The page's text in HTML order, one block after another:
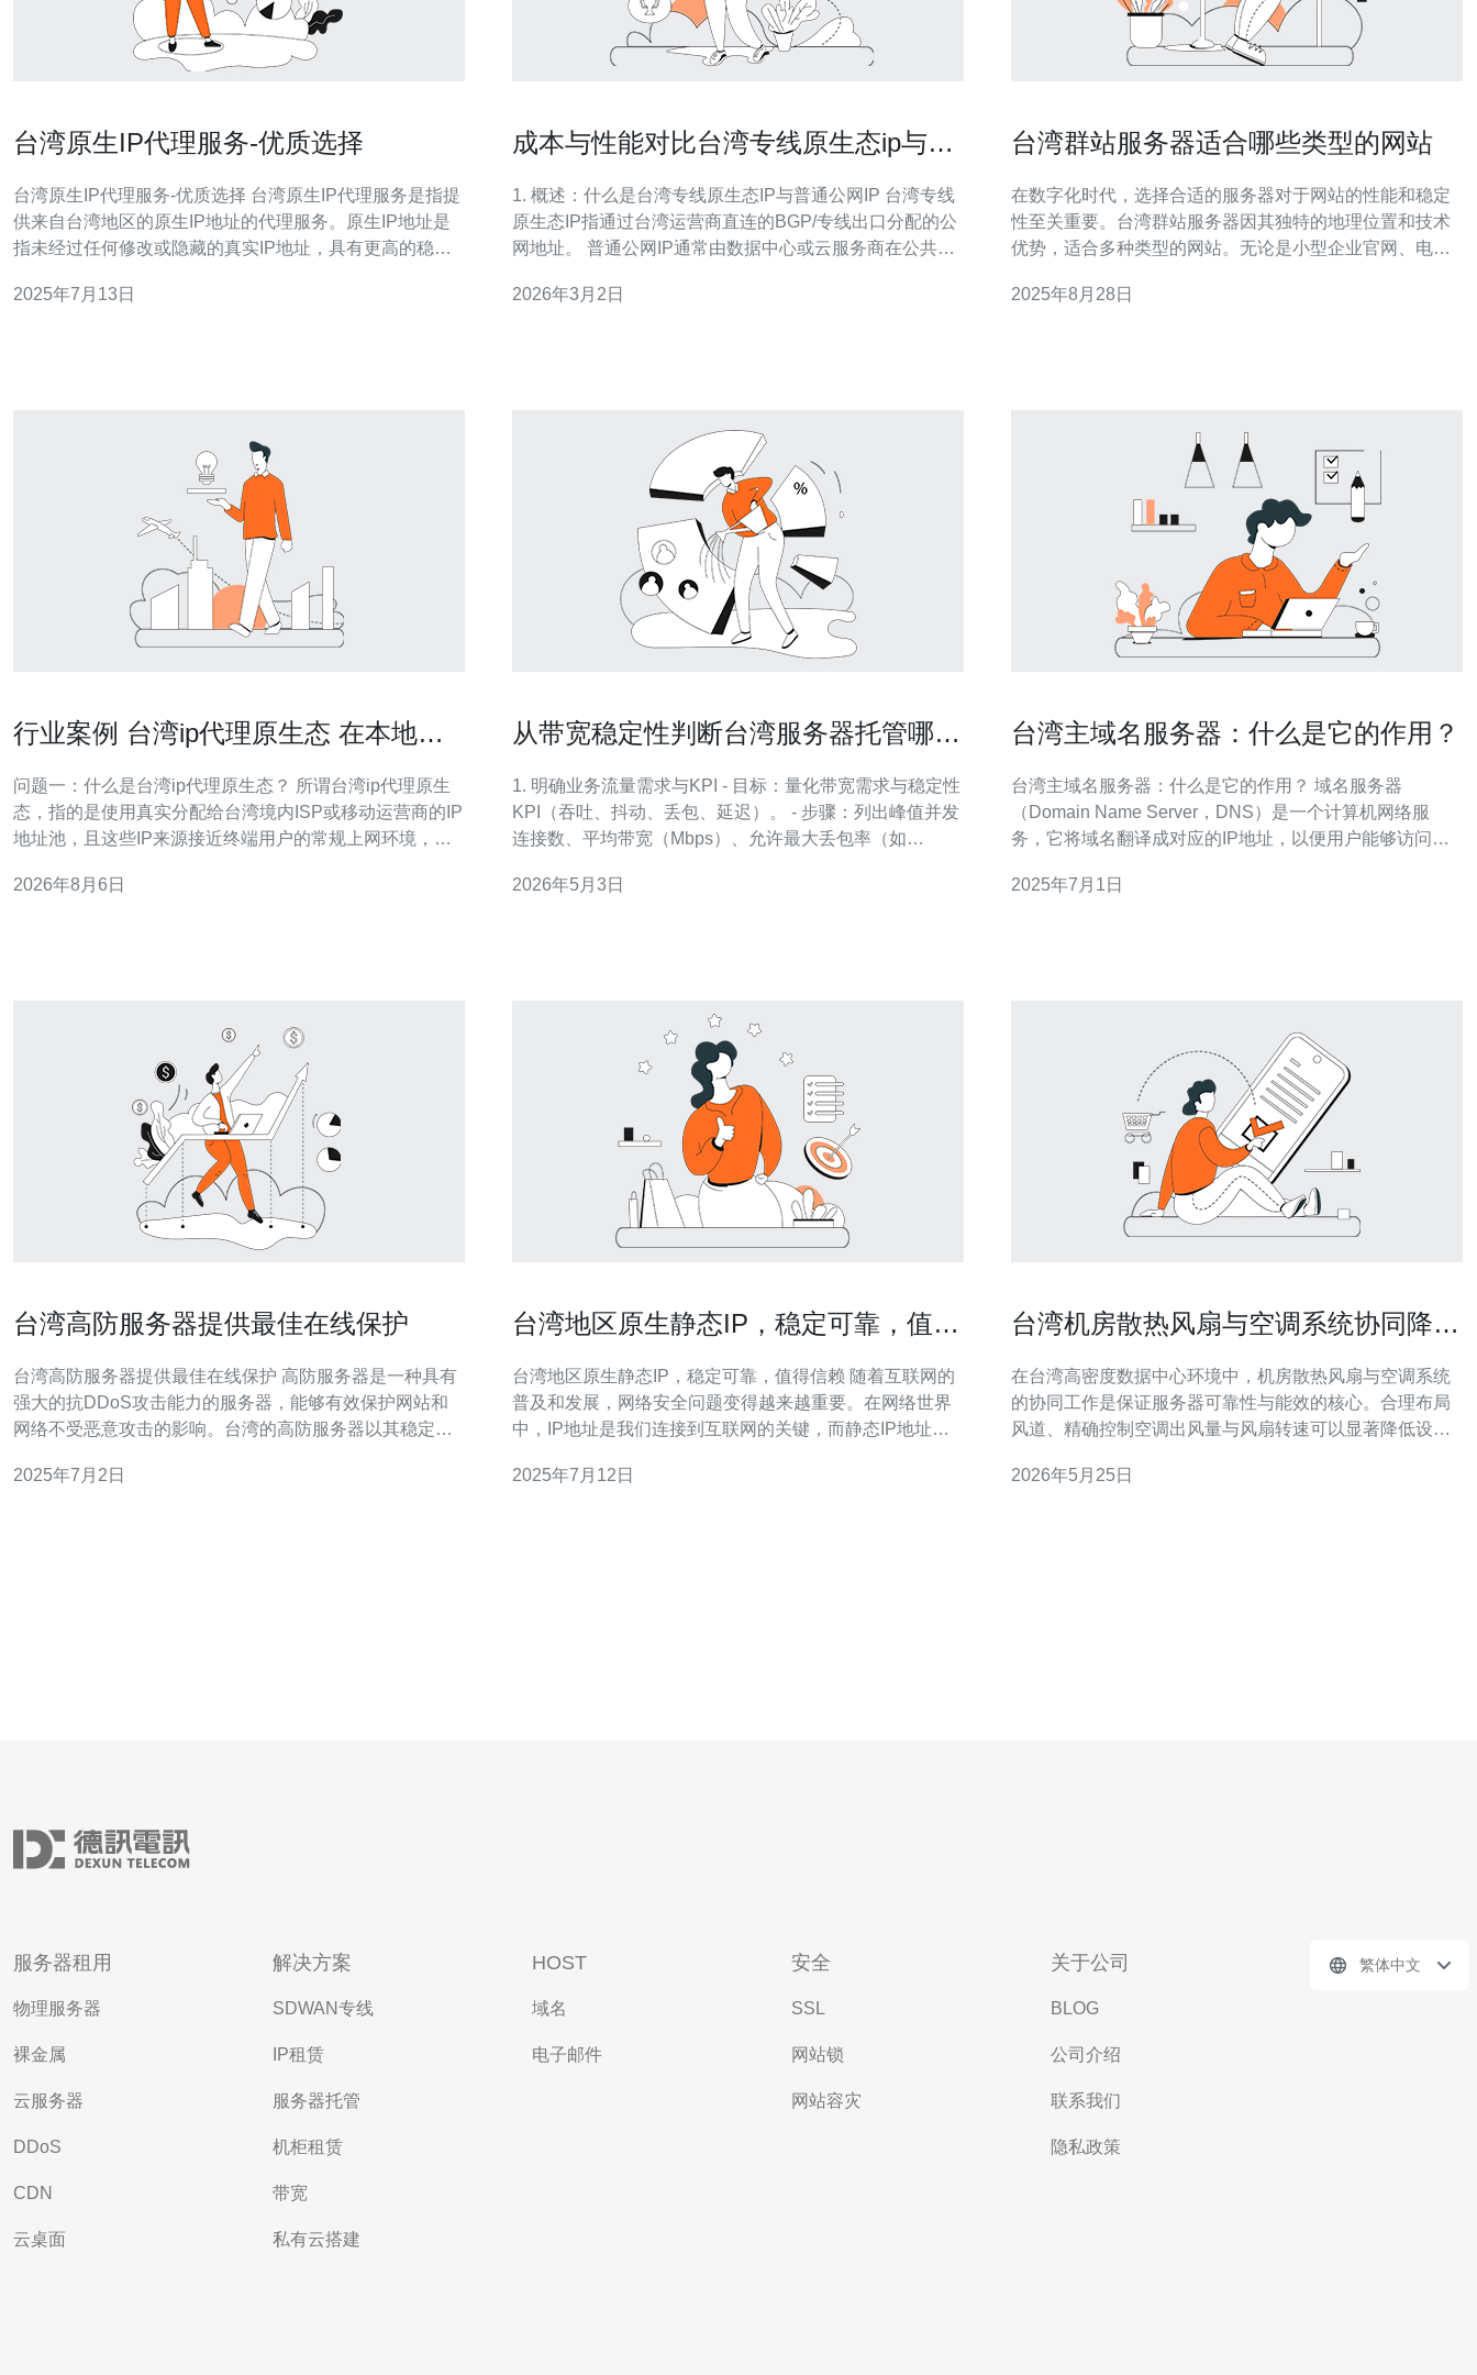
台湾原生IP代理服务-优质选择
台湾原生IP代理服务-优质选择 台湾原生IP代理服务是指提
供来自台湾地区的原生IP地址的代理服务。原生IP地址是
指未经过任何修改或隐藏的真实IP地址，具有更高的稳定
稳定性：原生IP地址更稳定，不易被封禁或屏蔽。 速度
2025年7月13日
成本与性能对比台湾专线原生态ip与普
1. 概述：什么是台湾专线原生态IP与普通公网IP 台湾专线
原生态IP指通过台湾运营商直连的BGP/专线出口分配的公
网地址。 普通公网IP通常由数据中心或云服务商在公共互
上更“纯净”，对跨境服务（尤其台湾/东亚方向）延迟和稳
2026年3月2日
台湾群站服务器适合哪些类型的网站
在数字化时代，选择合适的服务器对于网站的性能和稳定
性至关重要。台湾群站服务器因其独特的地理位置和技术
优势，适合多种类型的网站。无论是小型企业官网、电子
本文将深入分析台湾群站服务器适合的不同网站类型及其
2025年8月28日
行业案例 台湾ip代理原生态 在本地化
问题一：什么是台湾ip代理原生态？ 所谓台湾ip代理原生
态，指的是使用真实分配给台湾境内ISP或移动运营商的IP
地址池，且这些IP来源接近终端用户的常规上网环境，而
生性”——包括地理位置一致性、ISP多样性和与本地设备
2026年8月6日
从带宽稳定性判断台湾服务器托管哪个
1. 明确业务流量需求与KPI - 目标：量化带宽需求与稳定性
KPI（吞吐、抖动、丢包、延迟）。 - 步骤：列出峰值并发
连接数、平均带宽（Mbps）、允许最大丢包率（如
峰值带宽50Mbps、允许丢包
2026年5月3日
台湾主域名服务器：什么是它的作用？
台湾主域名服务器：什么是它的作用？ 域名服务器
（Domain Name Server，DNS）是一个计算机网络服
务，它将域名翻译成对应的IP地址，以便用户能够访问网
器，它有着特定的作用和功能。 台湾主域名服务器的作用
2025年7月1日
台湾高防服务器提供最佳在线保护
台湾高防服务器提供最佳在线保护 高防服务器是一种具有
强大的抗DDoS攻击能力的服务器，能够有效保护网站和
网络不受恶意攻击的影响。台湾的高防服务器以其稳定性
案。 台湾作为一个互联网发达的地区，拥有先进的网络基
2025年7月2日
台湾地区原生静态IP，稳定可靠，值得
台湾地区原生静态IP，稳定可靠，值得信赖 随着互联网的
普及和发展，网络安全问题变得越来越重要。在网络世界
中，IP地址是我们连接到互联网的关键，而静态IP地址在
有原生静态IP地址的服务商逐渐受到用户的青睐，因为他
2025年7月12日
台湾机房散热风扇与空调系统协同降温
在台湾高密度数据中心环境中，机房散热风扇与空调系统
的协同工作是保证服务器可靠性与能效的核心。合理布局
风道、精确控制空调出风量与风扇转速可以显著降低设备
热通道（Hot/Cold Aisle）布置，配合机柜门和地板孔的封
2026年5月25日
服务器租用
物理服务器
裸金属
云服务器
DDoS
CDN
云桌面
解决方案
SDWAN专线
IP租赁
服务器托管
机柜租赁
带宽
私有云搭建
HOST
域名
电子邮件
安全
SSL
网站锁
网站容灾
关于公司
BLOG
公司介绍
联系我们
隐私政策
繁体中文